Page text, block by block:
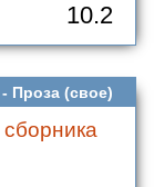
10.2
Проза (свое)